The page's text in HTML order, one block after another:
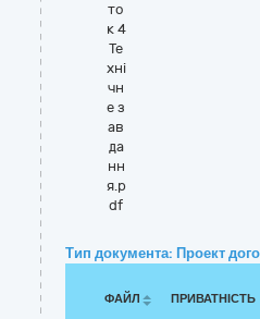
то
к 4
Те
хні
чн
е з
ав
да
нн
я.p
df
Тип документа: Проект
ФАЙЛ ПРИВАТНІСТЬ